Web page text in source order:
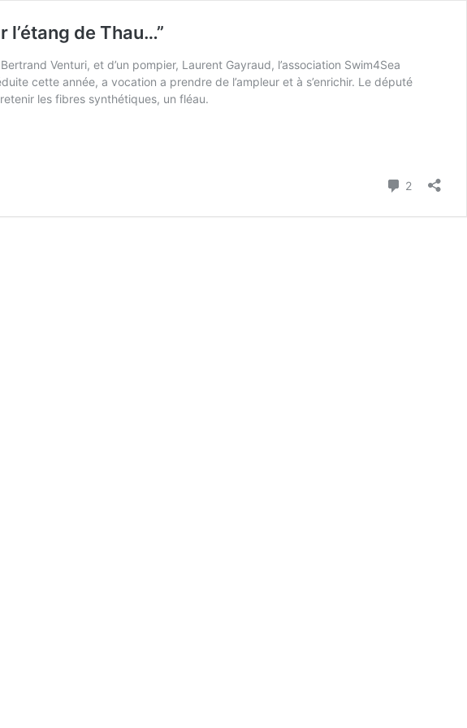
l’étang de Thau…”
Venturi, et d’un pompier, Laurent Gayraud, l’association Swim4Sea
cette année, a vocation a prendre de l’ampleur et à s’enrichir. Le député
les fibres synthétiques, un fléau.
2